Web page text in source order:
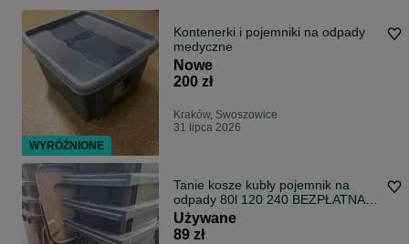
Kontenerki i pojemniki na odpady
medyczne
Nowe
200 zł
Kraków, Swoszowice
31 lipca 2026
Tanie kosze kubły pojemnik na
odpady 80l 120 240 BEZPŁATNA
DOSTAWA
Używane
89 zł
WYRÓŻNIONE